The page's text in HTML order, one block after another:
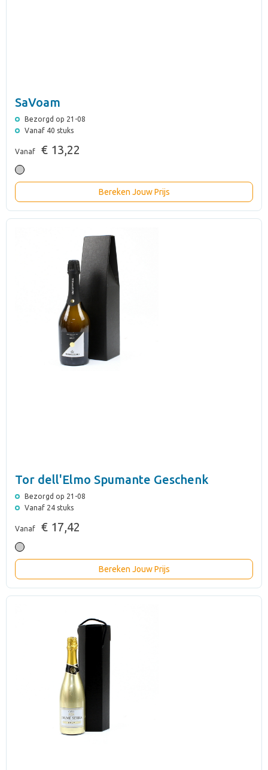
SaVoam
Bezorgd op 21-08
Vanaf 40 stuks
Vanaf € 13,22
Bereken Jouw Prijs
Tor dell'Elmo Spumante Geschenk
Bezorgd op 21-08
Vanaf 24 stuks
Vanaf € 17,42
Bereken Jouw Prijs